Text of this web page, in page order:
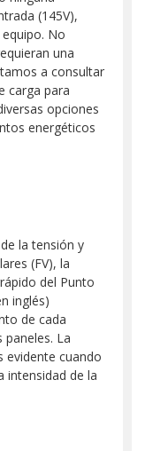
(145V),
No
una
a consultar
carga para
opciones
energéticos
la tensión y
(FV), la
del Punto
inglés)
de cada
paneles. La
evidente cuando
intensidad de la